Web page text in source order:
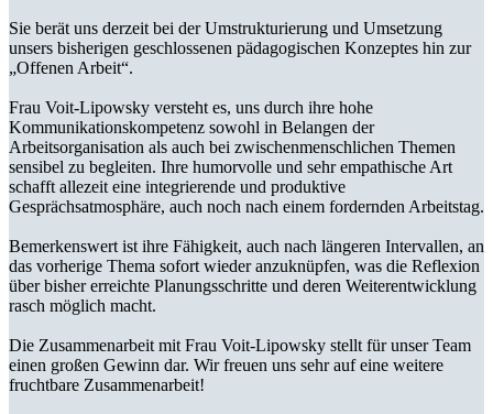
Sie berät uns derzeit bei der Umstrukturierung und Umsetzung
unsers bisherigen geschlossenen pädagogischen Konzeptes hin zur
„Offenen Arbeit“.
Frau Voit-Lipowsky versteht es, uns durch ihre hohe
Kommunikationskompetenz sowohl in Belangen der
Arbeitsorganisation als auch bei zwischenmenschlichen Themen
sensibel zu begleiten. Ihre humorvolle und sehr empathische Art
schafft allezeit eine integrierende und produktive
Gesprächsatmosphäre, auch noch nach einem fordernden Arbeitstag.
Bemerkenswert ist ihre Fähigkeit, auch nach längeren Intervallen, an
das vorherige Thema sofort wieder anzuknüpfen, was die Reflexion
über bisher erreichte Planungsschritte und deren Weiterentwicklung
rasch möglich macht.
Die Zusammenarbeit mit Frau Voit-Lipowsky stellt für unser Team
einen großen Gewinn dar. Wir freuen uns sehr auf eine weitere
fruchtbare Zusammenarbeit!